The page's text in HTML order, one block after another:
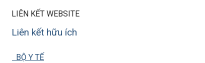
LIÊN KẾT WEBSITE
Liên kết hữu ích
BỘ Y TẾ